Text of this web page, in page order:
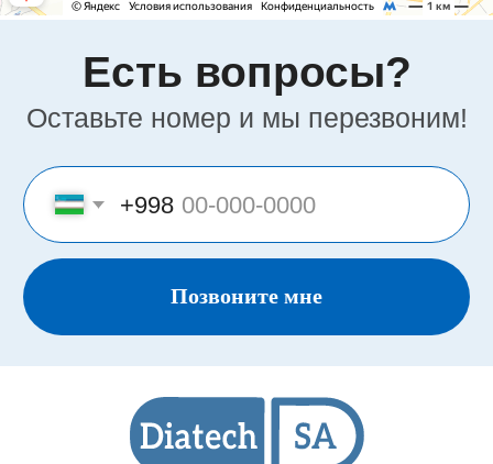
Узбекистан, Ташкент, Шайхантахурский
район, Лабзак (Ц-13) ж/м, ул.
Зульфияхоним, 18, 100128
Почта
info.uz@diatech-sa.com
Телефон
+998(78)140-18-68
Сервисный номер:
+998(95)302-00-08